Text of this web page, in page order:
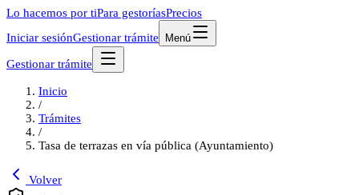
Lo hacemos por tiPara gestoríasPrecios
Iniciar sesiónGestionar trámite Menú
Gestionar trámite
Inicio
/
Trámites
/
Tasa de terrazas en vía pública (Ayuntamiento)
Volver